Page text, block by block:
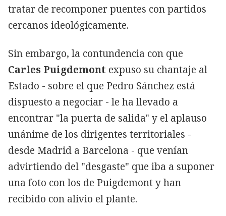
tratar de recomponer puentes con partidos
cercanos ideológicamente.
Sin embargo, la contundencia con que
Carles Puigdemont expuso su chantaje al
Estado - sobre el que Pedro Sánchez está
dispuesto a negociar - le ha llevado a
encontrar "la puerta de salida" y el aplauso
unánime de los dirigentes territoriales -
desde Madrid a Barcelona - que venían
advirtiendo del "desgaste" que iba a suponer
una foto con los de Puigdemont y han
recibido con alivio el plante.